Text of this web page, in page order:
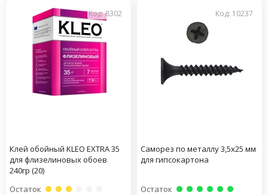
Код: 8302
Клей обойный KLEO EXTRA 35
для флизелиновых обоев
240гр (20)
Остаток
Код: 10237
Саморез по металлу 3,5х25 мм
для гипсокартона
Остаток